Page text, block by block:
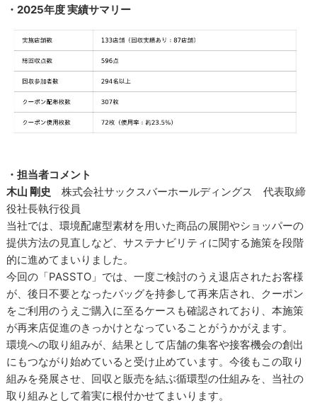
・2025年度 実績サマリー
・担当者コメント
木山 剛史
株式会社サックスバーホールディングス 代表取締
役社長執行役員
当社では、環境配慮型素材を用いた商品の展開やショッパーの
提供方法の見直しなど、サステナビリティに関する施策を段階
的に進めてまいりました。
今回の「PASSTO」では、一度ご検討のうえ退店されたお客様
が、後日不要となったバッグを持参して再来店され、クーポン
をご利用のうえご購入に至るケースも確認されており、本施策
が再来店促進のきっかけとなっていることがうかがえます。
環境への取り組みが、結果として店舗の集客や接客機会の創出
にもつながり始めていると受け止めています。今後もこの取り
組みを発展させ、回収と販売を結ぶ循環型の仕組みを、当社の
取り組みとして着実に根付かせてまいります。